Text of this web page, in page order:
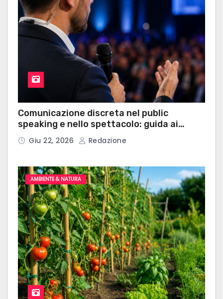
Comunicazione discreta nel public
speaking e nello spettacolo: guida ai
microauricolari professionali
Giu 22, 2026 Redazione
AMBIENTE & NATURA